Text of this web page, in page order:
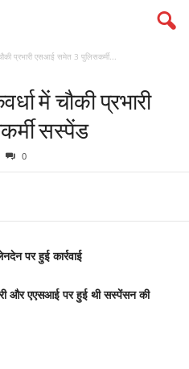
प्रभारी एसआई समेत 3 पुलिसकर्मी...
में चौकी प्रभारी
सस्पेंड
0
पर हुई कार्रवाई
और एएसआई पर हुई थी सस्पेंसन की